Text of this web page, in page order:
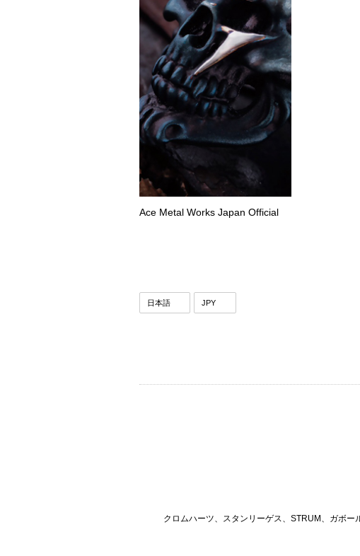
Ace Metal Works Japan Official
クロムハーツ、スタンリーゲス、STRUM、ガボ